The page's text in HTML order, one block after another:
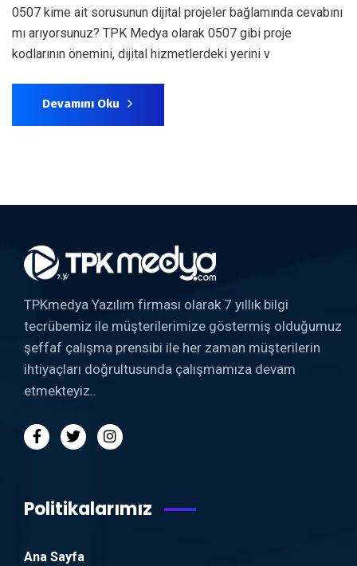
0507 kime ait sorusunun dijital projeler bağlamında cevabını
mı arıyorsunuz? TPK Medya olarak 0507 gibi proje
kodlarının önemini, dijital hizmetlerdeki yerini v
Devamını Oku
TPKmedya Yazılım firması olarak 7 yıllık bilgi
tecrübemiz ile müşterilerimize göstermiş olduğumuz
şeffaf çalışma prensibi ile her zaman müşterilerin
ihtiyaçları doğrultusunda çalışmamıza devam
etmekteyiz..
Politikalarımız
Ana Sayfa